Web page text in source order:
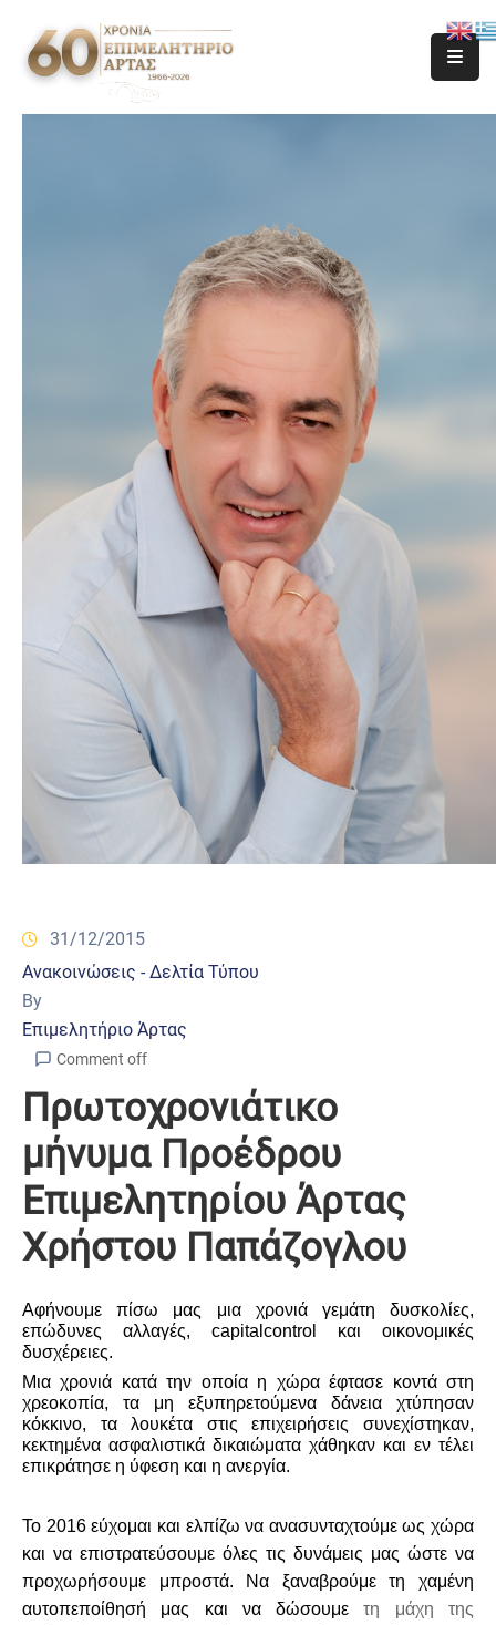
31/12/2015
Ανακοινώσεις - Δελτία Τύπου
By
Επιμελητήριο Άρτας
Comment off
Πρωτοχρονιάτικο
μήνυμα Προέδρου
Επιμελητηρίου Άρτας
Χρήστου Παπάζογλου
Αφήνουμε πίσω μας μια χρονιά γεμάτη δυσκολίες,
επώδυνες αλλαγές, capital control
και οικονομικές
δυσχέρειες.
Μια χρονιά κατά την οποία η χώρα έφτασε κοντά στη
χρεοκοπία, τα μη εξυπηρετούμενα δάνεια χτύπησαν
κόκκινο, τα λουκέτα στις επιχειρήσεις συνεχίστηκαν,
κεκτημένα ασφαλιστικά δικαιώματα χάθηκαν και εν τέλει
επικράτησε η ύφεση και η ανεργία.
Το 2016 εύχομαι και ελπίζω να ανασυνταχτούμε ως χώρα
και να επιστρατεύσουμε όλες τις δυνάμεις μας ώστε να
προχωρήσουμε μπροστά. Να ξαναβρούμε τη χαμένη
αυτοπεποίθησή μας και να δώσουμετη μάχη της